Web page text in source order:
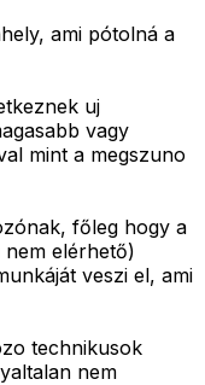
ami pótolná a
uj
vagy
mint a megszuno
főleg hogy a
elérhető)
veszi el, ami
technikusok
nem